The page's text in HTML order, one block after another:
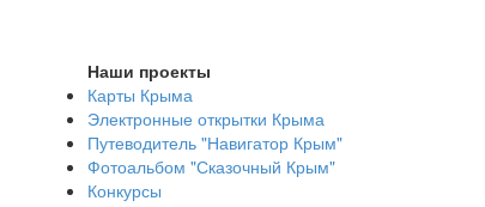
Наши проекты
Карты Крыма
Электронные открытки Крыма
Путеводитель "Навигатор Крым"
Фотоальбом "Сказочный Крым"
Конкурсы